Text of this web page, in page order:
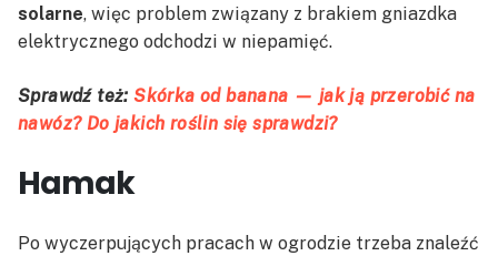
solarne, więc problem związany z brakiem gniazdka
elektrycznego odchodzi w niepamięć.
Sprawdź też:Skórka od banana — jak ją przerobić na
nawóz? Do jakich roślin się sprawdzi?
Hamak
Po wyczerpujących pracach w ogrodzie trzeba znaleźć